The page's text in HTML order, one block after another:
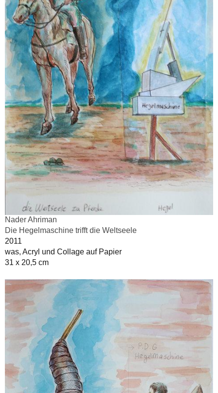
Nader Ahriman
Die Hegelmaschine trifft die Weltseele
2011
was, Acryl und Collage auf Papier
31 x 20,5 cm